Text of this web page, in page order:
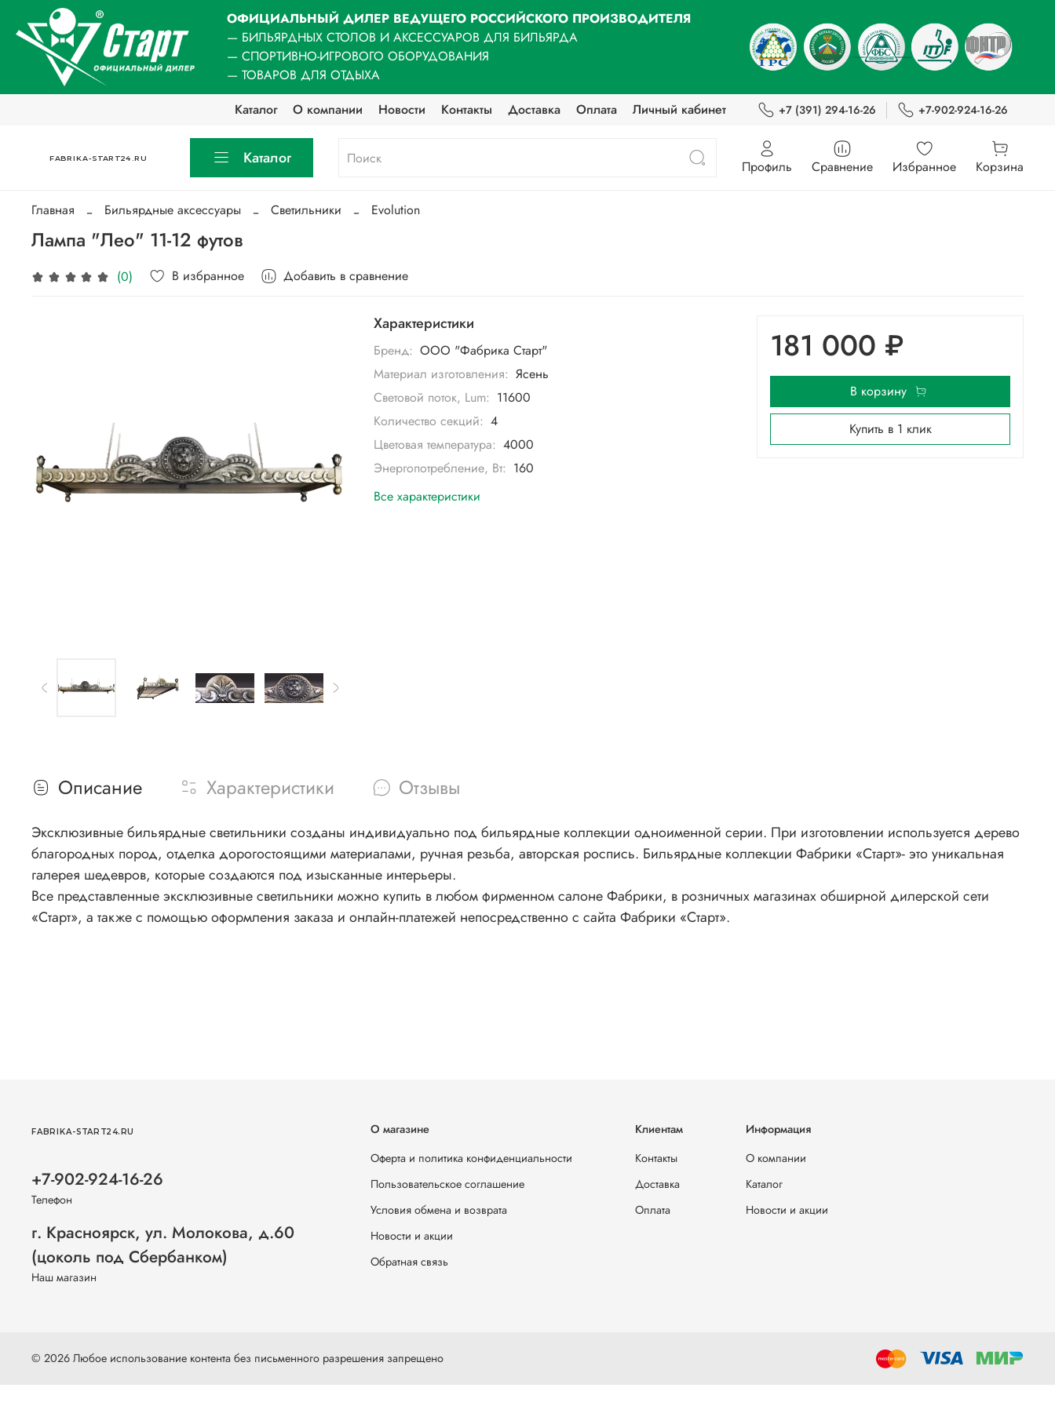
ОФИЦИАЛЬНЫЙ ДИЛЕР ВЕДУЩЕГО РОССИЙСКОГО ПРОИЗВОДИТЕЛЯ
— БИЛЬЯРДНЫХ СТОЛОВ И АКСЕССУАРОВ ДЛЯ БИЛЬЯРДА
— СПОРТИВНО-ИГРОВОГО ОБОРУДОВАНИЯ
— ТОВАРОВ ДЛЯ ОТДЫХА
Каталог
О компании Новости Контакты Доставка Оплата Личный кабинет +7 (391) 294-16-26 +7-902-924-16-26
FABRIKA-START24.RU Каталог Профиль Сравнение Избранное Корзина
Главная Бильярдные аксессуары Светильники Evolution
Лампа "Лео" 11-12 футов
(0) В избранное Добавить в сравнение
Характеристики
Бренд: ООО "Фабрика Старт"
Материал изготовления: Ясень
Световой поток, Lum: 11600
Количество секций: 4
Цветовая температура: 4000
Энергопотребление, Вт: 160
Все характеристики
181 000 ₽
В корзину
Купить в 1 клик
Описание Характеристики Отзывы
Эксклюзивные бильярдные светильники созданы индивидуально под бильярдные коллекции одноименной серии. При изготовлении используется дерево
благородных пород, отделка дорогостоящими материалами, ручная резьба, авторская роспись. Бильярдные коллекции Фабрики «Старт»- это уникальная
галерея шедевров, которые создаются под изысканные интерьеры.
Все представленные эксклюзивные светильники можно купить в любом фирменном салоне Фабрики, в розничных магазинах обширной дилерской сети
«Старт», а также с помощью оформления заказа и онлайн-платежей непосредственно с сайта Фабрики «Старт».
О магазине
Оферта и политика конфиденциальности
Пользовательское соглашение
Условия обмена и возврата
Новости и акции
Обратная связь
Клиентам
Контакты
Доставка
Оплата
Информация
О компании
Каталог
Новости и акции
FABRIKA-START24.RU
+7-902-924-16-26
Телефон
г. Красноярск, ул. Молокова, д.60
(цоколь под Сбербанком)
Наш магазин
© 2026 Любое использование контента без письменного разрешения запрещено